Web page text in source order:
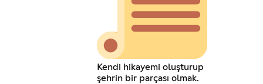
Kendi hikayemi oluşturup
şehrin bir parçası olmak.